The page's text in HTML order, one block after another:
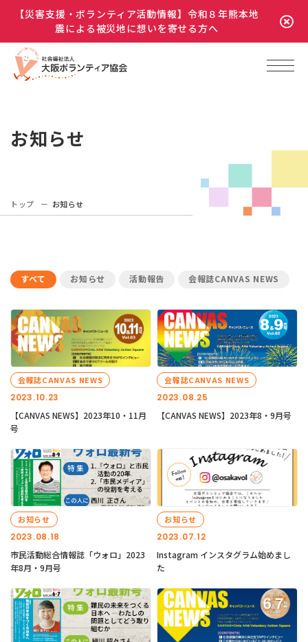
【災害支援・ボランティア活動情報】令和８年熊本地
震による被災地に想いを寄せる方へ
お知らせ
トップ お知らせ
すべて お知らせ 活動報告 会報誌CANVAS NEWS
2023.10.23
会報誌CANVAS NEWS
【CANVAS NEWS】2023年10・11月
号
2023.08.25
会報誌CANVAS NEWS
【CANVAS NEWS】2023年8・9月号
2023.08.18
お知らせ
市民活動総合情報誌「ウォロ」2023
年8月・9月号
2023.07.12
お知らせ
Instagram インスタグラム始めまし
た